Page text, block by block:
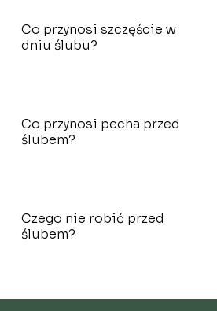
Co przynosi szczęście w
dniu ślubu?
Co przynosi pecha przed
ślubem?
Czego nie robić przed
ślubem?